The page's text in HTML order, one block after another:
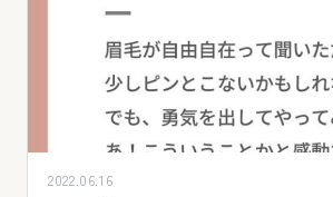
2022.06.16